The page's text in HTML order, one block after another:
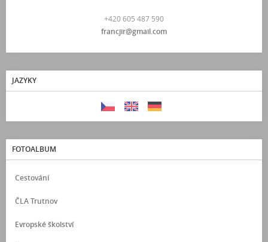
+420 605 487 590
francjir@gmail.com
JAZYKY
FOTOALBUM
Cestování
ČLA Trutnov
Evropské školství